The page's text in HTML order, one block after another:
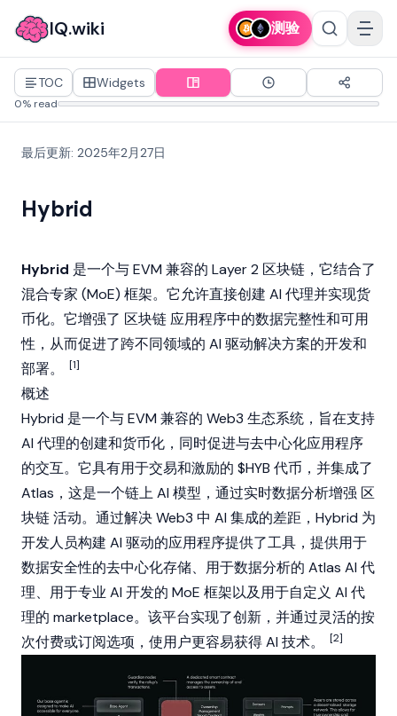
IQ.wiki 测验
TOC Widgets
0% read
最后更新: 2025年2月27日
Hybrid
Hybrid 是一个与EVM 兼容的 Layer 2 区块链 ，它结合了
混合专家 (MoE) 框架。它允许直接创建 AI 代理并实现货
币化。它增强了 区块链 应用程序中的数据完整性和可用
性，从而促进了跨不同领域的 AI 驱动解决方案的开发和
部署。
[1]
概述
Hybrid 是一个与EVM 兼容的 Web3 生态系统，旨在支持
AI 代理的创建和货币化，同时促进与去中心化应用程序
的交互。它具有用于交易和激励的 $HYB 代币，并集成了
Atlas，这是一个链上 AI 模型，通过实时数据分析增强 区
块链活动。通过解决Web3 中 AI 集成的差距，Hybrid 为
开发人员构建 AI 驱动的应用程序提供了工具，提供用于
数据安全性的去中心化存储、用于数据分析的 Atlas AI 代
理、用于专业 AI 开发的 MoE 框架以及用于自定义 AI 代
理的 marketplace。该平台实现了创新，并通过灵活的按
次付费或订阅选项，使用户更容易获得 AI 技术。
[2]